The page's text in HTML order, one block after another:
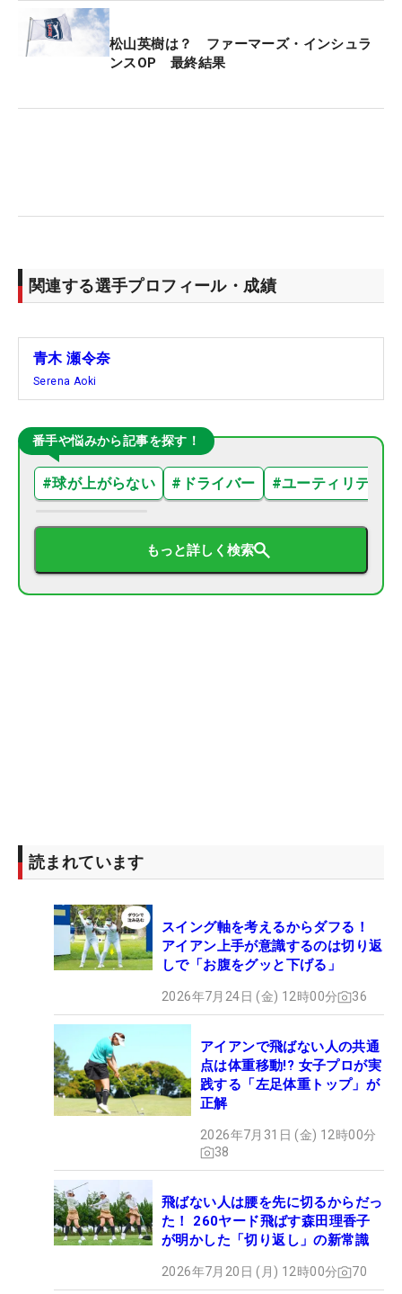
松山英樹は？ ファーマーズ・インシュラ
ンスOP 最終結果
関連する選手プロフィール・成績
青木 瀬令奈
Serena Aoki
番手や悩みから記事を探す！
#球が上がらない # ドライバー #ユーティリティ
もっと詳しく検索
読まれています
スイング軸を考えるからダフる！
アイアン上手が意識するのは切り返
しで「お腹をグッと下げる」
2026年7月24日 (金) 12時00分 36
アイアンで飛ばない人の共通
点は体重移動!? 女子プロが実
践する「左足体重トップ」が
正解
2026年7月31日 (金) 12時00分
38
飛ばない人は腰を先に切るからだっ
た！ 260ヤード飛ばす森田理香子
が明かした「切り返し」の新常識
2026年7月20日 (月) 12時00分 70